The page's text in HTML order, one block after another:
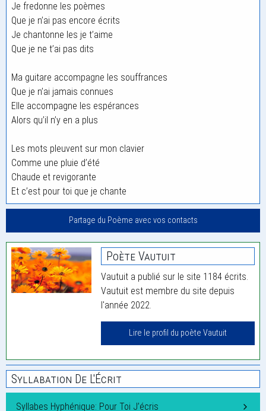
Je fredonne les poèmes
Que je n’ai pas encore écrits
Je chantonne les je t’aime
Que je ne t’ai pas dits
Ma guitare accompagne les souffrances
Que je n’ai jamais connues
Elle accompagne les espérances
Alors qu’il n’y en a plus
Les mots pleuvent sur mon clavier
Comme une pluie d’été
Chaude et revigorante
Et c’est pour toi que je chante
Partage du Poème avec vos contacts
Poète Vautuit
Vautuit a publié sur le site 1184 écrits.
Vautuit est membre du site depuis
l'année 2022.
Lire le profil du poète Vautuit
Syllabation De L'Écrit
Syllabes Hyphénique: Pour Toi J’écris